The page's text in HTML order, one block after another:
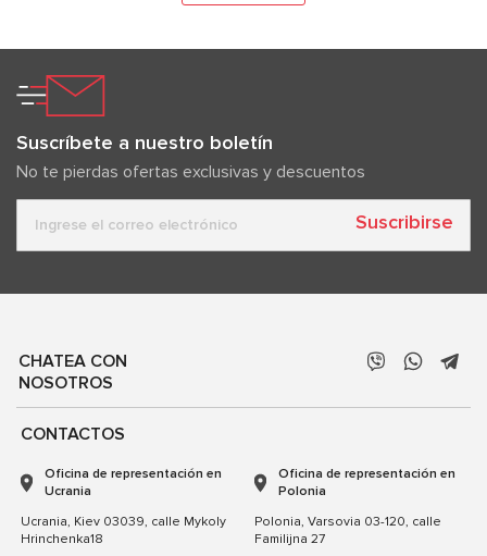
Suscríbete a nuestro boletín
No te pierdas ofertas exclusivas y descuentos
Suscribirse
CHATEA CON
NOSOTROS
CONTACTOS
Oficina de representación en
Ucrania
Ucrania, Kiev 03039, calle Mykoly
Hrinchenka18
Oficina de representación en
Polonia
Polonia, Varsovia 03-120, calle
Familijna 27